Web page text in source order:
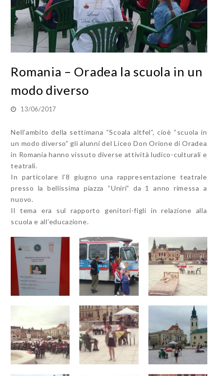
Romania – Oradea la scuola in un
modo diverso
13/06/2017
Nell’ambito della settimana “Scoala altfel”, cioè “scuola in
un modo diverso” gli alunni del Liceo Don Orione di Oradea
in Romania hanno vissuto diverse attività ludico-culturali e
teatrali.
In particolare l’8 giugno una rappresentazione teatrale
presso la bellissima piazza “Uniri” da 1 anno rimessa a
nuovo.
Il tema era sul rapporto genitori-figli in relazione alla
scuola e all’educazione.